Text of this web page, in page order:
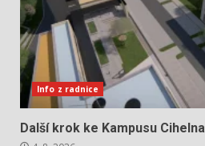
Info z radnice
Další krok ke Kampusu Cihelna